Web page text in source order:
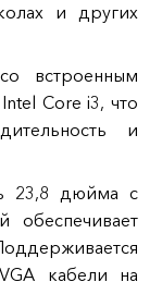
и других
встроенным
Core i3, что
и
23,8 дюйма с
обеспечивает
кабели на